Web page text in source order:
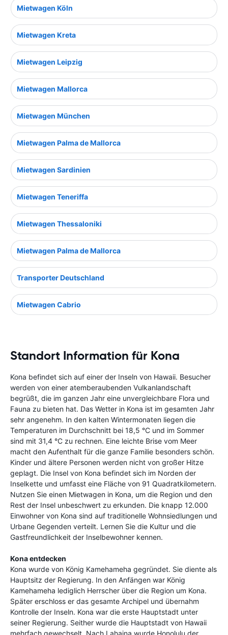
Mietwagen Köln
Mietwagen Kreta
Mietwagen Leipzig
Mietwagen Mallorca
Mietwagen München
Mietwagen Palma de Mallorca
Mietwagen Sardinien
Mietwagen Teneriffa
Mietwagen Thessaloniki
Mietwagen Palma de Mallorca
Transporter Deutschland
Mietwagen Cabrio
Standort Information für Kona
Kona befindet sich auf einer der Inseln von Hawaii. Besucher
werden von einer atemberaubenden Vulkanlandschaft
begrüßt, die im ganzen Jahr eine unvergleichbare Flora und
Fauna zu bieten hat. Das Wetter in Kona ist im gesamten Jahr
sehr angenehm. In den kalten Wintermonaten liegen die
Temperaturen im Durchschnitt bei 18,5 °C und im Sommer
sind mit 31,4 °C zu rechnen. Eine leichte Brise vom Meer
macht den Aufenthalt für die ganze Familie besonders schön.
Kinder und ältere Personen werden nicht von großer Hitze
geplagt. Die Insel von Kona befindet sich im Norden der
Inselkette und umfasst eine Fläche von 91 Quadratkilometern.
Nutzen Sie einen Mietwagen in Kona, um die Region und den
Rest der Insel unbeschwert zu erkunden. Die knapp 12.000
Einwohner von Kona sind auf traditionelle Wohnsiedlungen und
Urbane Gegenden verteilt. Lernen Sie die Kultur und die
Gastfreundlichkeit der Inselbewohner kennen.
Kona entdecken
Kona wurde von König Kamehameha gegründet. Sie diente als
Hauptsitz der Regierung. In den Anfängen war König
Kamehameha lediglich Herrscher über die Region um Kona.
Später erschloss er das gesamte Archipel und übernahm
Kontrolle der Inseln. Kona war die erste Hauptstadt unter
seiner Regierung. Seither wurde die Hauptstadt von Hawaii